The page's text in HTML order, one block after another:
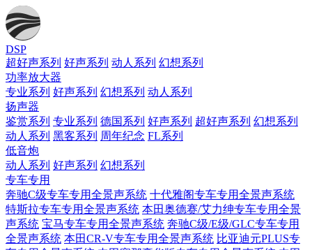
DSP
超好声系列 好声系列 动人系列 幻想系列
功率放大器
专业系列 好声系列 幻想系列 动人系列
扬声器
鉴赏系列 专业系列 德国系列 好声系列 超好声系列 幻想系列
动人系列 黑客系列 周年纪念 FL系列
低音炮
动人系列 好声系列 幻想系列
专车专用
奔驰C级专车专用全景声系统 十代雅阁专车专用全景声系统
特斯拉专车专用全景声系统 本田奥德赛/艾力绅专车专用全景
声系统 宝马专车专用全景声系统 奔驰C级/E级/GLC专车专用
全景声系统 本田CR-V专车专用全景声系统 比亚迪元PLUS专